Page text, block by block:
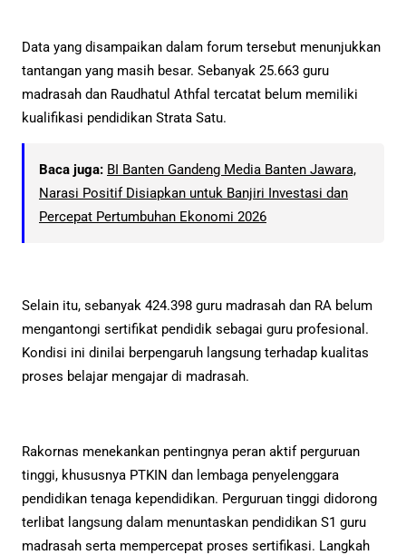
Data yang disampaikan dalam forum tersebut menunjukkan
tantangan yang masih besar. Sebanyak 25.663 guru
madrasah dan Raudhatul Athfal tercatat belum memiliki
kualifikasi pendidikan Strata Satu.
Baca juga: BI Banten Gandeng Media Banten Jawara,
Narasi Positif Disiapkan untuk Banjiri Investasi dan
Percepat Pertumbuhan Ekonomi 2026
Selain itu, sebanyak 424.398 guru madrasah dan RA belum
mengantongi sertifikat pendidik sebagai guru profesional.
Kondisi ini dinilai berpengaruh langsung terhadap kualitas
proses belajar mengajar di madrasah.
Rakornas menekankan pentingnya peran aktif perguruan
tinggi, khususnya PTKIN dan lembaga penyelenggara
pendidikan tenaga kependidikan. Perguruan tinggi didorong
terlibat langsung dalam menuntaskan pendidikan S1 guru
madrasah serta mempercepat proses sertifikasi. Langkah